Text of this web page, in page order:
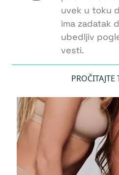
uvek u toku
ima zadatak
ubedljiv
vesti.